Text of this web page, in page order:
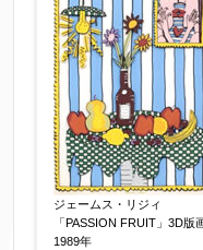
個人情報の取扱い
す。（確認画面は
同意する 【必
↑ 同意頂けまし
ジェームス・リジィ
「PASSION FRUIT」3D版
1989年